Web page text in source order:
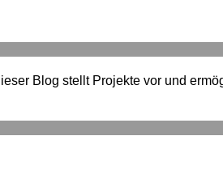
Blog stellt Projekte vor und